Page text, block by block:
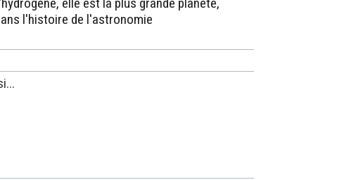
elle est la plus grande planète,
l'histoire de l'astronomie